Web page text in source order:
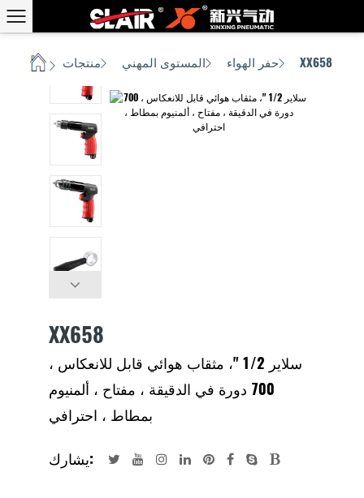
بيت منتجات المستوى المهني حفر الهواء XX658
XX658
سلاير 1/2 "، مثقاب هوائي قابل للانعكاس ،
700 دورة في الدقيقة ، مفتاح ، ألمنيوم
بمطاط ، احترافي
يشارك: